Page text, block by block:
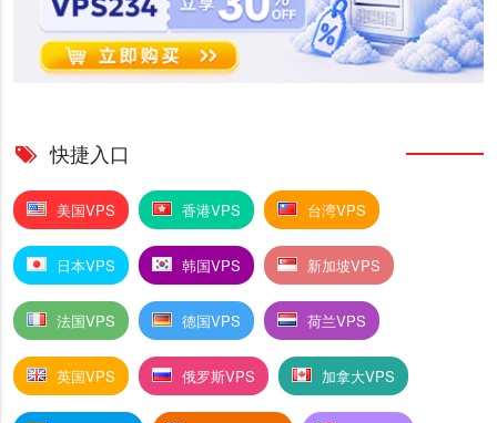
快捷入口
美国VPS 香港VPS 台湾VPS
日本VPS 韩国VPS 新加坡VPS
法国VPS 德国VPS 荷兰VPS
英国VPS 俄罗斯VPS 加拿大VPS